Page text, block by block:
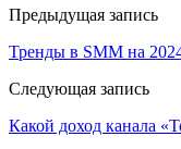
Предыдущая запись
Тренды в SMM на
Следующая запись
Какой доход канала